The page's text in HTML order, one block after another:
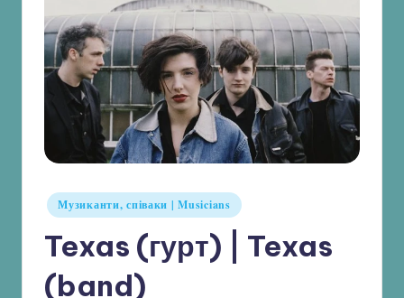
Опубліковано
Музиканти, співаки | Musicians
Texas (гурт) | Texas
(band)